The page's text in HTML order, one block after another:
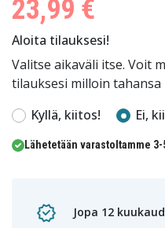
23,99 €
Aloita tilauksesi!
Valitse aikaväli itse. Voit
tilauksesi milloin tahansa
Kyllä, kiitos!
Ei,
Lähetetään varastoltamme
Jopa 12